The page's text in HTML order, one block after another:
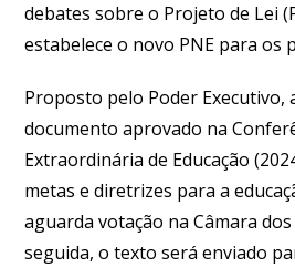
debates sobre o Projeto de Lei
estabelece o novo PNE para os
Proposto pelo Poder Executivo,
documento aprovado na
Extraordinária de Educação
metas e diretrizes para a
aguarda votação na Câmara
seguida, o texto será enviado